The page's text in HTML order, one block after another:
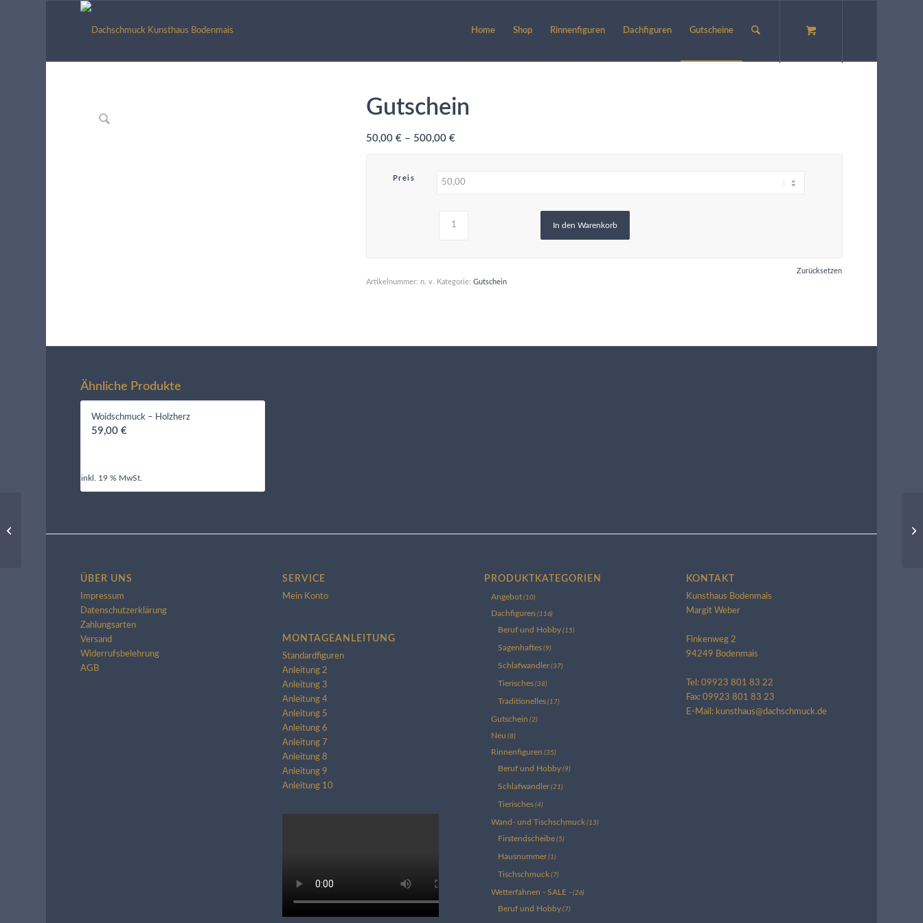
Home Shop Rinnenfiguren Dachfiguren Gutscheine
Gutschein
50,00€ – 500,00€
Preis
Zurücksetzen
In den Warenkorb
Artikelnummer: n. v. Kategorie:Gutschein
Ähnliche Produkte
Woidschmuck – Holzherz
59,00€
inkl. 19 % MwSt.
ÜBER UNS
Impressum
Datenschutzerklärung
Zahlungsarten
Versand
Widerrufsbelehrung
AGB
SERVICE
Mein Konto
MONTAGEANLEITUNG
Standardfiguren
Anleitung 2
Anleitung 3
Anleitung 4
Anleitung 5
Anleitung 6
Anleitung 7
Anleitung 8
Anleitung 9
Anleitung 10
PRODUKTKATEGORIEN
Angebot (10)
Dachfiguren (116)
Beruf und Hobby (15)
Sagenhaftes (9)
Schlafwandler (37)
Tierisches (38)
Traditionelles (17)
Gutschein (2)
Neu (8)
Rinnenfiguren (35)
Beruf und Hobby (9)
Schlafwandler (21)
Tierisches (4)
Wand- und Tischschmuck (13)
Firstendscheibe (5)
Hausnummer (1)
Tischschmuck (7)
Wetterfahnen - SALE - (26)
Beruf und Hobby (7)
KONTAKT
Kunsthaus Bodenmais
Margit Weber
Finkenweg 2
94249 Bodenmais
Tel: 09923 801 83 22
Fax: 09923 801 83 23
E-Mail: kunsthaus@dachschmuck.de
Shadow und Beauty